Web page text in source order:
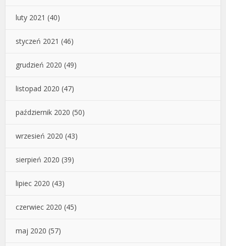
luty 2021 (40)
styczeń 2021 (46)
grudzień 2020 (49)
listopad 2020 (47)
październik 2020 (50)
wrzesień 2020 (43)
sierpień 2020 (39)
lipiec 2020 (43)
czerwiec 2020 (45)
maj 2020 (57)